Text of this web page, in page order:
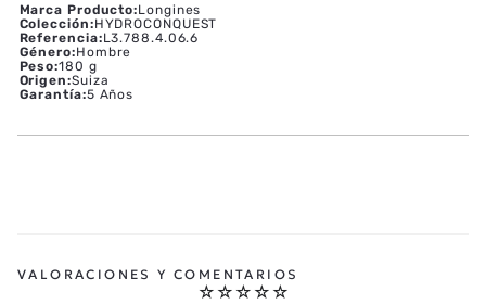
Marca Producto:Longines
Colección:HYDROCONQUEST
Referencia:L3.788.4.06.6
Género:Hombre
Peso:180 g
Origen:Suiza
Garantía:5 Años
☆ ☆ ☆ ☆ ☆